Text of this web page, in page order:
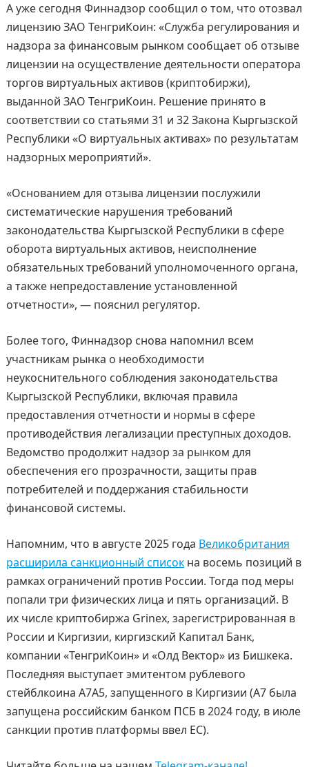
А уже сегодня Финнадзор сообщил о том, что отозвал
лицензию ЗАО ТенгриКоин: «Служба регулирования и
надзора за финансовым рынком сообщает об отзыве
лицензии на осуществление деятельности оператора
торгов виртуальных активов (криптобиржи),
выданной ЗАО ТенгриКоин. Решение принято в
соответствии со статьями 31 и 32 Закона Кыргызской
Республики «О виртуальных активах» по результатам
надзорных мероприятий».
«Основанием для отзыва лицензии послужили
систематические нарушения требований
законодательства Кыргызской Республики в сфере
оборота виртуальных активов, неисполнение
обязательных требований уполномоченного органа,
а также непредоставление установленной
отчетности», — пояснил регулятор.
Более того, Финнадзор снова напомнил всем
участникам рынка о необходимости
неукоснительного соблюдения законодательства
Кыргызской Республики, включая правила
предоставления отчетности и нормы в сфере
противодействия легализации преступных доходов.
Ведомство продолжит надзор за рынком для
обеспечения его прозрачности, защиты прав
потребителей и поддержания стабильности
финансовой системы.
Напомним, что в августе 2025 года Великобритания
расширила санкционный списокна восемь позиций в
рамках ограничений против России. Тогда под меры
попали три физических лица и пять организаций. В
их числе криптобиржа Grinex, зарегистрированная в
России и Киргизии, киргизский Капитал Банк,
компании «ТенгриКоин» и «Олд Вектор» из Бишкека.
Последняя выступает эмитентом рублевого
стейблкоина А7А5, запущенного в Киргизии (A7 была
запущена российским банком ПСБ в 2024 году, в июле
санкции против платформы ввел ЕС).